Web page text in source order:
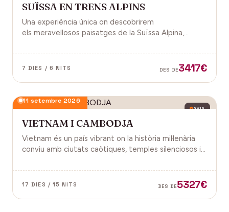
SUÏSSA EN TRENS ALPINS
Una experiència única on descobrirem
els meravellosos paisatges de la Suïssa Alpina,
gastronomia i molt més!
7 DIES / 6 NITS DES DE3417€
ÀSIA
11 setembre 2026
VIETNAM I CAMBODJA
Vietnam és un país vibrant on la història mil·lenària
conviu amb ciutats caòtiques, temples silenciosos i
badies. Cambodja és un murmuri de selva i pedra
antiga, on els temples d'Angkor emergeixen entre
17 DIES / 15 NITS DES DE5327€